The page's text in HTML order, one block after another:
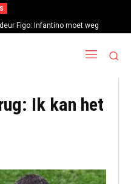
Figo: Infantino moet weg
Ik kan het